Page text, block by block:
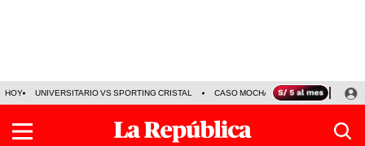
HOY UNIVERSITARIO VS SPORTING CRISTAL CASO MOCHASUELDOS